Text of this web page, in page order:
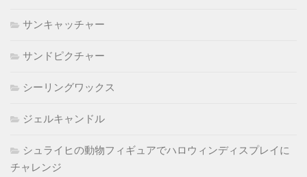
サンキャッチャー
サンドピクチャー
シーリングワックス
ジェルキャンドル
シュライヒの動物フィギュアでハロウィンディスプレイに
チャレンジ